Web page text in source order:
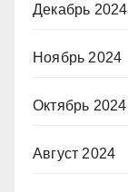
Декабрь 2024
Ноябрь 2024
Октябрь 2024
Август 2024